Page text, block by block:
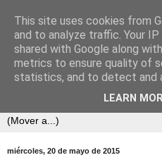
miércoles, 20 de mayo de 2015
This site uses cookies from
and to analyze traffic. Your
shared with Google along
metrics to ensure quality of
statistics, and to detect and
LEARN